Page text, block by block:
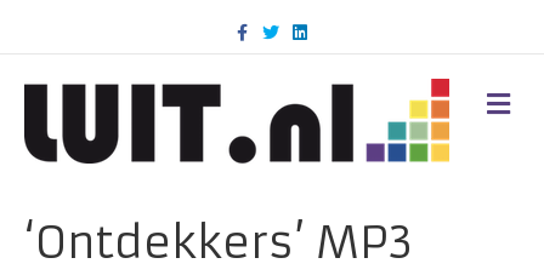
c
k
T
w
i
n
d
M
E
‘Ontdekkers’ MP3